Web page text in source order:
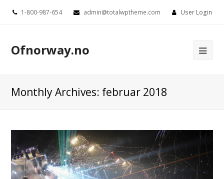
1-800-987-654 admin@totalwptheme.com User Login
Ofnorway.no
Monthly Archives: februar 2018